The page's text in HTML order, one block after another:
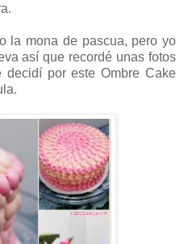
la mona de pascua, pero yo
así que recordé unas fotos
por este Ombre Cake